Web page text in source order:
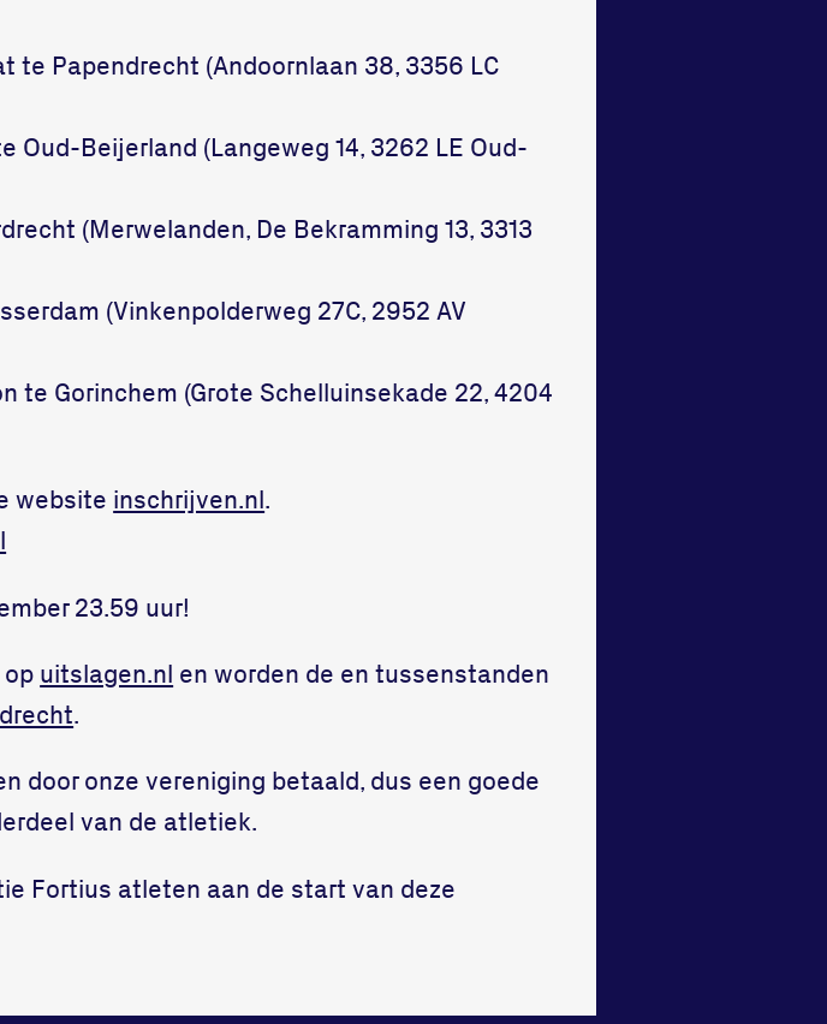
Papendrecht (Andoornlaan 38, 3356 LC
Beijerland (Langeweg 14, 3262 LE Oud-
(Merwelanden, De Bekramming 13, 3313
(Vinkenpolderweg 27C, 2952 AV
te Gorinchem (Grote Schelluinsekade 22, 4204
website inschrijven.nl.
23.59 uur!
uitslagen.nl en worden de en tussenstanden
.
door onze vereniging betaald, dus een goede
van de atletiek.
Fortius atleten aan de start van deze